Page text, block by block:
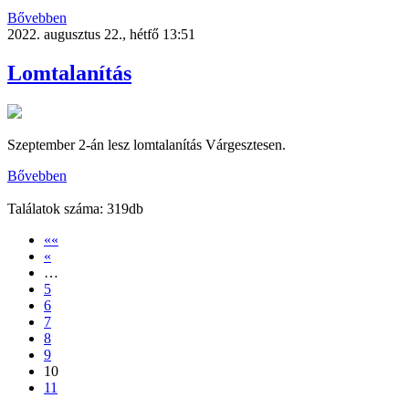
Bővebben
2022. augusztus 22., hétfő 13:51
Lomtalanítás
Szeptember 2-án lesz lomtalanítás Várgesztesen.
Bővebben
Találatok száma: 319db
««
«
…
5
6
7
8
9
10
11